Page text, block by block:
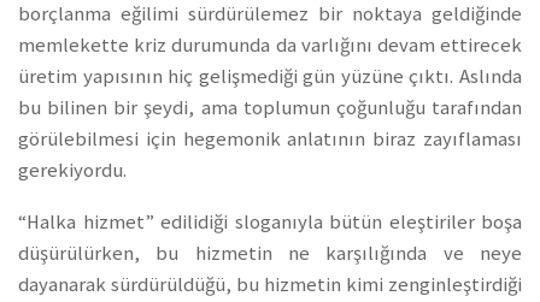
borçlanma eğilimi sürdürülemez bir noktaya geldiğinde
memlekette kriz durumunda da varlığını devam ettirecek
üretim yapısının hiç gelişmediği gün yüzüne çıktı. Aslında
bu bilinen bir şeydi, ama toplumun çoğunluğu tarafından
görülebilmesi için hegemonik anlatının biraz zayıflaması
gerekiyordu.
“Halka hizmet” edilidiği sloganıyla bütün eleştiriler boşa
düşürülürken, bu hizmetin ne karşılığında ve neye
dayanarak sürdürüldüğü, bu hizmetin kimi zenginleştirdiği